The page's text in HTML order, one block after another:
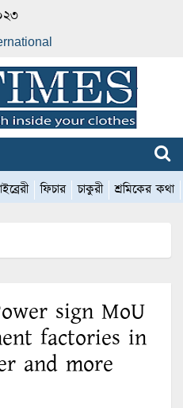
ফিচার চাকুরী শ্রমিকের কথা
sign MoU
factories in
and more